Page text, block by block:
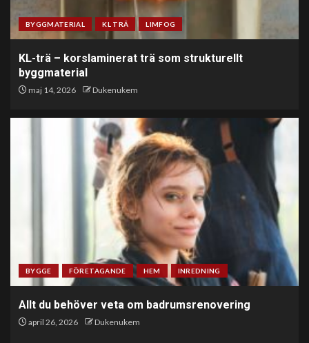
BYGGMATERIAL KL TRÄ LIMFOG
KL-trä – korslaminerat trä som strukturellt
byggmaterial
maj 14, 2026 Dukenukem
BYGGE FÖRETAGANDE HEM INREDNING
Allt du behöver veta om badrumsrenovering
april 26, 2026 Dukenukem